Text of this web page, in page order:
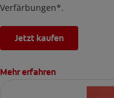
Verfärbungen*.
Jetzt kaufen
Mehr erfahren